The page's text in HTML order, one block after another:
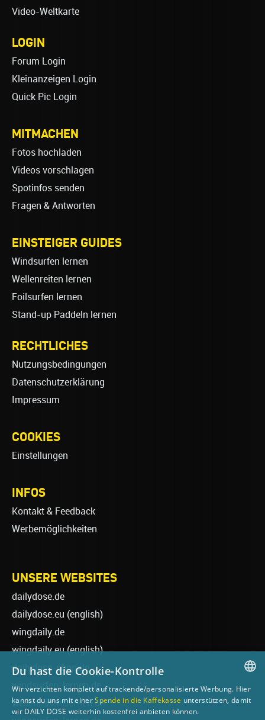
Video-Weltkarte
LOGIN
Forum Login
Kleinanzeigen Login
Quick Pic Login
MITMACHEN
Fotos hochladen
Videos vorschlagen
Spotinfos senden
Fragen & Antworten
EINSTEIGER GUIDES
Windsurfen lernen
Wellenreiten lernen
Foilsurfen lernen
Stand-up Paddeln lernen
RECHTLICHES
Nutzungsbedingungen
Datenschutzerklärung
Impressum
COOKIES
Einstellungen
INFOS
Kontakt & Feedback
Werbemöglichkeiten
UNSERE WEBSITES
dailydose.de
dailydose.eu (english)
wingdaily.de
wingdaily.eu(english)
dailydose-shop.de
windsurfen-lernen.de
wellenreiten-lernen.de
GERMAN
Du hast die Cookie-Kontrolle
Wir verzichten komplett auf trackende/personalisierte Werbung. Hier
kannst du uns mit einerSpende in die Kaffekasse unterstützen, damit
wir DAILY DOSE weiterhin kostenfrei anbieten können.